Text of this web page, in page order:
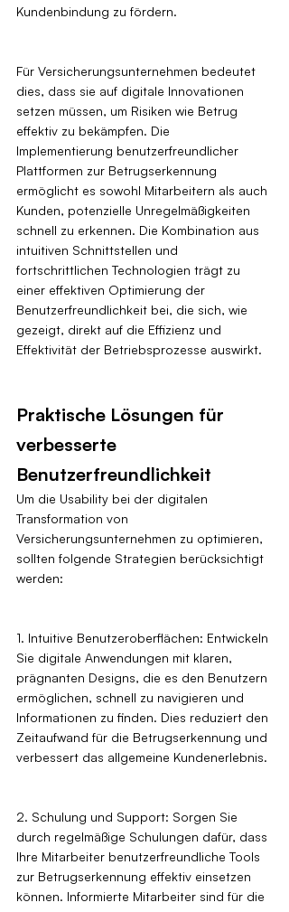
Kundenbindung zu fördern.
Für Versicherungsunternehmen bedeutet
dies, dass sie auf digitale Innovationen
setzen müssen, um Risiken wie Betrug
effektiv zu bekämpfen. Die
Implementierung benutzerfreundlicher
Plattformen zur Betrugserkennung
ermöglicht es sowohl Mitarbeitern als auch
Kunden, potenzielle Unregelmäßigkeiten
schnell zu erkennen. Die Kombination aus
intuitiven Schnittstellen und
fortschrittlichen Technologien trägt zu
einer effektiven Optimierung der
Benutzerfreundlichkeit bei, die sich, wie
gezeigt, direkt auf die Effizienz und
Effektivität der Betriebsprozesse auswirkt.
Praktische Lösungen für
verbesserte
Benutzerfreundlichkeit
Um die Usability bei der digitalen
Transformation von
Versicherungsunternehmen zu optimieren,
sollten folgende Strategien berücksichtigt
werden:
1. Intuitive Benutzeroberflächen: Entwickeln
Sie digitale Anwendungen mit klaren,
prägnanten Designs, die es den Benutzern
ermöglichen, schnell zu navigieren und
Informationen zu finden. Dies reduziert den
Zeitaufwand für die Betrugserkennung und
verbessert das allgemeine Kundenerlebnis.
2. Schulung und Support: Sorgen Sie
durch regelmäßige Schulungen dafür, dass
Ihre Mitarbeiter benutzerfreundliche Tools
zur Betrugserkennung effektiv einsetzen
können. Informierte Mitarbeiter sind für die